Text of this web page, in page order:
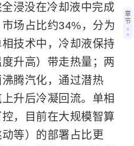
浸没在冷却液中完成
场占比约34%，分为
技术中，冷却液保持
升高）带走热量；两
腾汽化，通过潜热
升后冷凝回流。单相
，目前在大规模智算
等）的部署占比更
章
节